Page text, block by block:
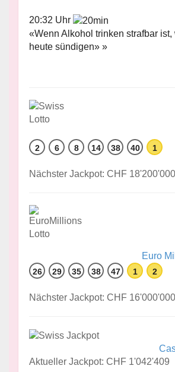
20:32 Uhr
«Wenn Alkohol trinken strafbar ist,
heute sündigen» »
2 6 8 14 38 40 1
Nächster Jackpot: CHF 18'200'000
Euro
26 29 35 38 47 1 2
Nächster Jackpot: CHF 16'000'000
Aktueller Jackpot: CHF 1'042'409